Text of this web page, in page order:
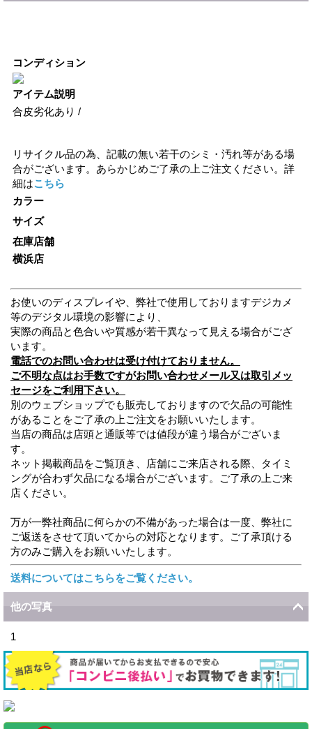
コンディション
アイテム説明
合皮劣化あり /
リサイクル品の為、記載の無い若干のシミ・汚れ等がある場
合がございます。あらかじめご了承の上ご注文ください。詳
細はこちら
カラー
サイズ
在庫店舗
横浜店
お使いのディスプレイや、弊社で使用しておりますデジカメ
等のデジタル環境の影響により、
実際の商品と色合いや質感が若干異なって見える場合がござ
います。
電話でのお問い合わせは受け付けておりません。
ご不明な点はお手数ですがお問い合わせメール又は取引メッ
セージをご利用下さい。
別のウェブショップでも販売しておりますので欠品の可能性
があることをご了承の上ご注文をお願いいたします。
当店の商品は店頭と通販等では値段が違う場合がございま
す。
ネット掲載商品をご覧頂き、店舗にご来店される際、タイミ
ングが合わず欠品になる場合がございます。ご了承の上ご来
店ください。
万が一弊社商品に何らかの不備があった場合は一度、弊社に
ご返送をさせて頂いてからの対応となります。ご了承頂ける
方のみご購入をお願いいたします。
送料についてはこちらをご覧ください。
他の写真
1